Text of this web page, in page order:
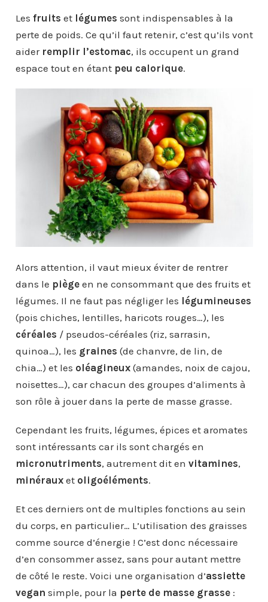
Les fruits et légumes sont indispensables à la
perte de poids. Ce qu’il faut retenir, c’est qu’ils vont
aider remplir l’estomac, ils occupent un grand
espace tout en étant peu calorique.
Alors attention, il vaut mieux éviter de rentrer
dans le piègeen ne consommant que des fruits et
légumes. Il ne faut pas négliger les légumineuses
(pois chiches, lentilles, haricots rouges…), les
céréales / pseudos-céréales (riz, sarrasin,
quinoa…), les graines (de chanvre, de lin, de
chia…) et les oléagineux(amandes, noix de cajou,
noisettes…), car chacun des groupes d’aliments à
son rôle à jouer dans la perte de masse grasse.
Cependant les fruits, légumes, épices et aromates
sont intéressants car ils sont chargés en
micronutriments, autrement dit en vitamines,
minérauxet oligoéléments.
Et ces derniers ont de multiples fonctions au sein
du corps, en particulier… L’utilisation des graisses
comme source d’énergie ! C’est donc nécessaire
d’en consommer assez, sans pour autant mettre
de côté le reste. Voici une organisation d’assiette
vegan simple, pour la perte de masse grasse: